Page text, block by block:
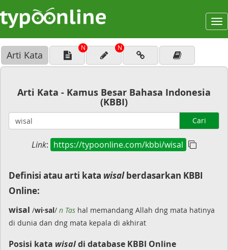
Arti Kata
N N
Arti Kata - Kamus Besar Bahasa Indonesia
(KBBI)
Cari
Link: https://typoonline.com/kbbi/wisal
Definisi atau arti kata wisalberdasarkan KBBI
Online:
wisal /wi·sal/ n Tas hal memandang Allah dng mata hatinya
di dunia dan dng mata kepala di akhirat
Posisi kata wisaldi database KBBI Online